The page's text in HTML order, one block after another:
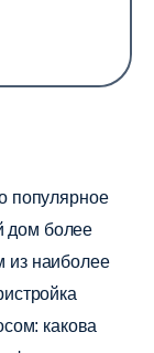
популярное
дом более
наиболее
какова